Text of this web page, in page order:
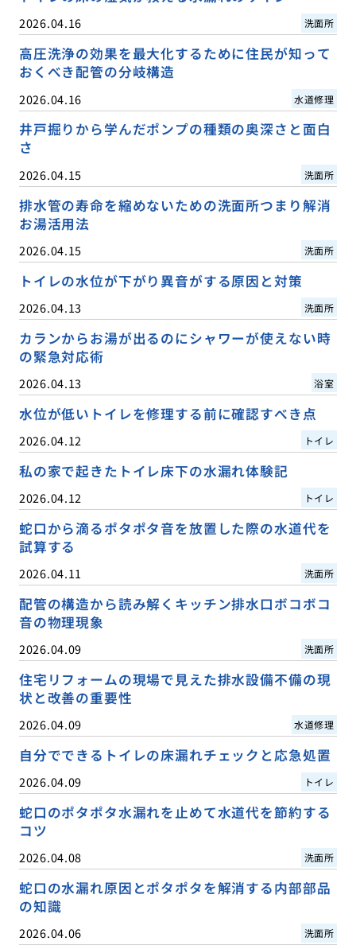
2026.04.16 洗面所
高圧洗浄の効果を最大化するために住民が知って
おくべき配管の分岐構造
2026.04.16 水道修理
井戸掘りから学んだポンプの種類の奥深さと面白
さ
2026.04.15 洗面所
排水管の寿命を縮めないための洗面所つまり解消
お湯活用法
2026.04.15 洗面所
トイレの水位が下がり異音がする原因と対策
2026.04.13 洗面所
カランからお湯が出るのにシャワーが使えない時
の緊急対応術
2026.04.13 浴室
水位が低いトイレを修理する前に確認すべき点
2026.04.12 トイレ
私の家で起きたトイレ床下の水漏れ体験記
2026.04.12 トイレ
蛇口から滴るポタポタ音を放置した際の水道代を
試算する
2026.04.11 洗面所
配管の構造から読み解くキッチン排水口ボコボコ
音の物理現象
2026.04.09 洗面所
住宅リフォームの現場で見えた排水設備不備の現
状と改善の重要性
2026.04.09 水道修理
自分でできるトイレの床漏れチェックと応急処置
2026.04.09 トイレ
蛇口のポタポタ水漏れを止めて水道代を節約する
コツ
2026.04.08 洗面所
蛇口の水漏れ原因とポタポタを解消する内部部品
の知識
2026.04.06 洗面所